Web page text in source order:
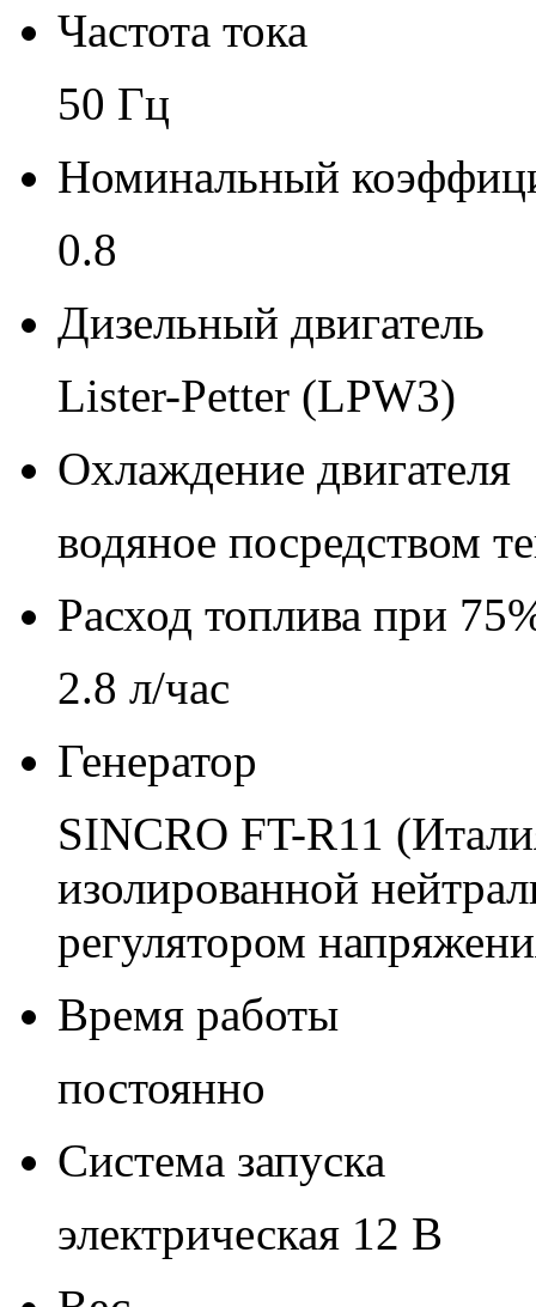
Частота тока
50 Гц
Номинальный
0.8
Дизельный двигатель
Lister-Petter (LPW3)
Охлаждение двигателя
водяное посредством
Расход топлива при
2.8 л/час
Генератор
SINCRO FT-R11
изолированной
регулятором
Время работы
постоянно
Система запуска
электрическая 12 В